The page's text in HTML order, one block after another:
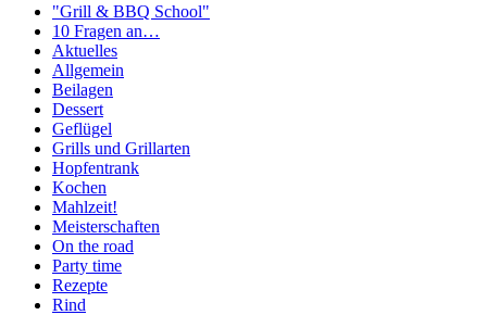
"Grill & BBQ School"
10 Fragen an…
Aktuelles
Allgemein
Beilagen
Dessert
Geflügel
Grills und Grillarten
Hopfentrank
Kochen
Mahlzeit!
Meisterschaften
On the road
Party time
Rezepte
Rind